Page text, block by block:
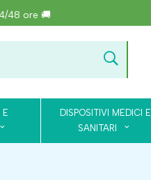
48 ore 🚚
E
DISPOSITIVI MEDICI E
SANITARI